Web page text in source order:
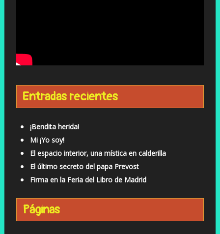
Entradas recientes
¡Bendita herida!
Mi ¡Yo soy!
El espacio interior, una mística en calderilla
El último secreto del papa Prevost
Firma en la Feria del Libro de Madrid
Páginas